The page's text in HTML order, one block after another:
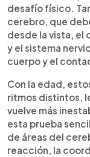
desafío físico.
cerebro, que
desde la vista, el
y el sistema
cuerpo y el
Con la edad,
ritmos distintos,
vuelve más
esta prueba
de áreas del
reacción, la